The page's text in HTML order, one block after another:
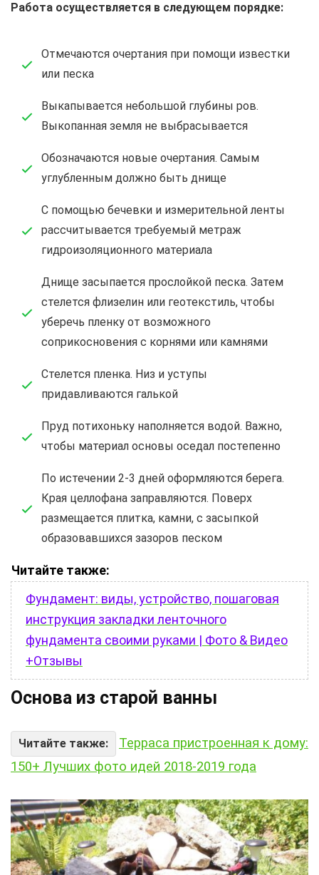
Работа осуществляется в следующем порядке:
Отмечаются очертания при помощи известки
или песка
Выкапывается небольшой глубины ров.
Выкопанная земля не выбрасывается
Обозначаются новые очертания. Самым
углубленным должно быть днище
С помощью бечевки и измерительной ленты
рассчитывается требуемый метраж
гидроизоляционного материала
Днище засыпается прослойкой песка. Затем
стелется флизелин или геотекстиль, чтобы
уберечь пленку от возможного
соприкосновения с корнями или камнями
Стелется пленка. Низ и уступы
придавливаются галькой
Пруд потихоньку наполняется водой. Важно,
чтобы материал основы оседал постепенно
По истечении 2-3 дней оформляются берега.
Края целлофана заправляются. Поверх
размещается плитка, камни, с засыпкой
образовавшихся зазоров песком
Читайте также:
Фундамент: виды, устройство, пошаговая
инструкция закладки ленточного
фундамента своими руками | Фото & Видео
+Отзывы
Основа из старой ванны
Читайте также:
Терраса пристроенная к дому:
150+ Лучших фото идей 2018-2019 года